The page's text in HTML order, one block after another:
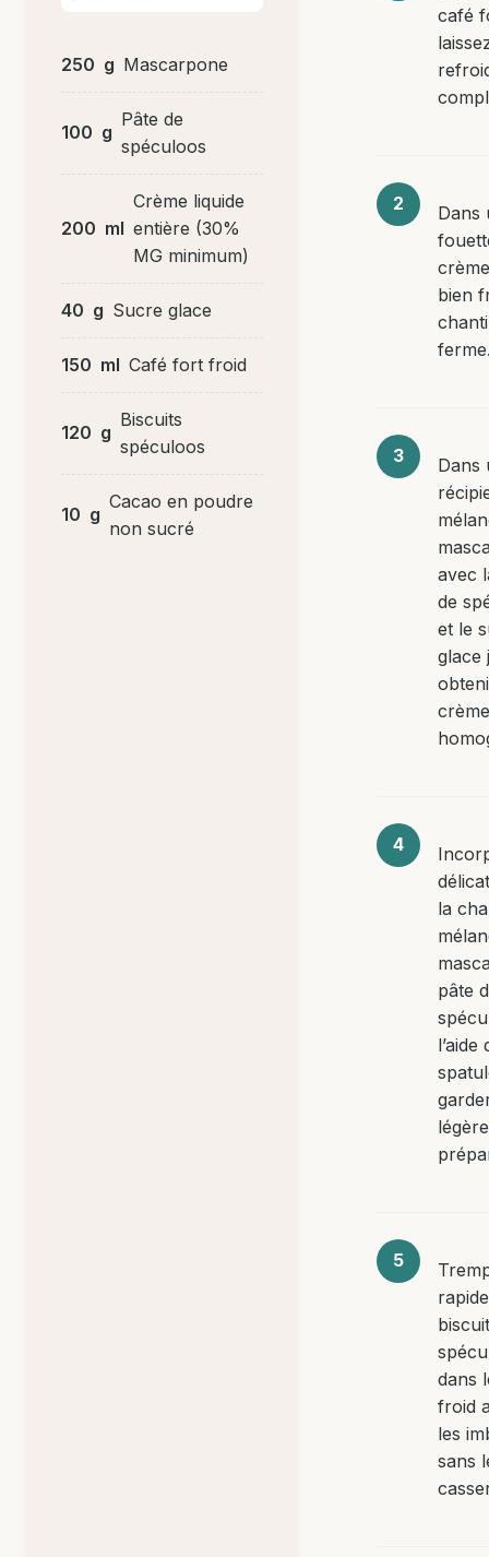
250 g Mascarpone
100 g
Pâte de
spéculoos
200 ml
Crème liquide
entière (30%
MG minimum)
40 g Sucre glace
150 ml Café fort froid
120 g
Biscuits
spéculoos
10 g
Cacao en poudre
non sucré
café
Dans
bien
Dans
avec
de
et le
glace
la
pâte
l’aide
dans
froid
les
sans